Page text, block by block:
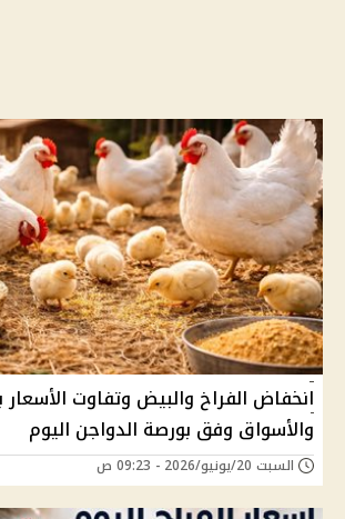
انخفاض الفراخ والبيض وتفاوت الأسعار
والأسواق وفق بورصة الدواجن اليوم
السبت 20/يونيو/2026 - 09:23 ص